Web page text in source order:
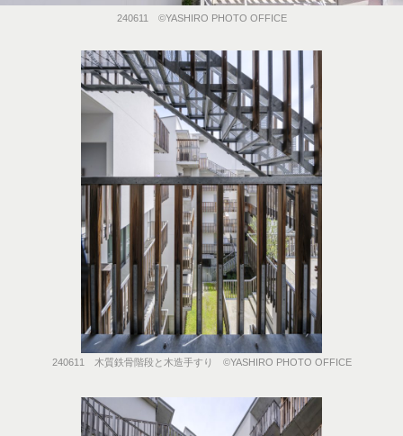
240611 ©️YASHIRO PHOTO OFFICE
240611 木質鉄骨階段と木造手すり ©️YASHIRO PHOTO OFFICE